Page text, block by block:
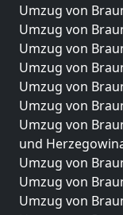
Umzug von
Umzug von
Umzug von
Umzug von
Umzug von
Umzug von
Umzug von
und
Umzug von
Umzug von
Umzug von